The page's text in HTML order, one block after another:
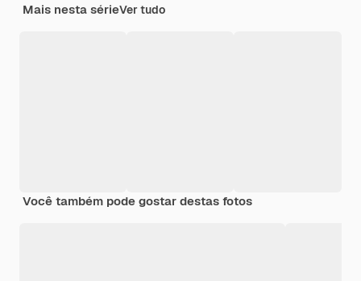
Mais nesta sérieVer tudo
Você também pode gostar destas fotos